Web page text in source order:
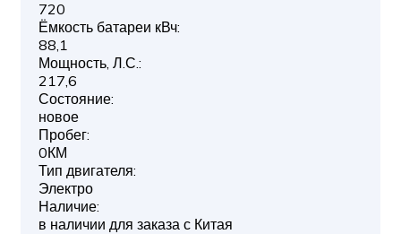
720
Ёмкость батареи кВч:
88,1
Мощность, Л.С.:
217,6
Состояние:
новое
Пробег:
0КМ
Тип двигателя:
Электро
Наличие:
в наличии для заказа с Китая